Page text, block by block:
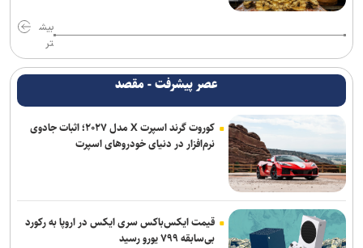
واشنگتن‌پست: نارضایتی ترامپ از وزیر جنگ آمریکا افزایش یافته است
سردار ابن‌الرضا: فناوری بومی ایران، برتر از هر سامانه وارداتی در منطقه
است
جی‌دی ونس: ایرانی‌ها مذاکره‌کنندگان سرسختی هستند
طباطبائی: قسمت دوم گزارش رئیس جمهور به مردم امشب پخش می‌شود
بیش
تر
عصر پیشرفت - مقصد
کوروت گرند اسپرت X مدل ۲۰۲۷؛ اثبات جادوی
نرم‌افزار در دنیای خودروهای اسپرت
قیمت ایکس‌باکس سری ایکس در اروپا به رکورد
بی‌سابقه ۷۹۹ یورو رسید